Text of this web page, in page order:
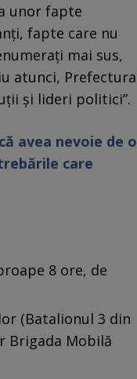
unor fapte
fapte care nu
mai sus,
atunci, Prefectura
şi lideri politici”.
avea nevoie de o
care
8 ore, de
(Batalionul 3 din
Brigada Mobilă